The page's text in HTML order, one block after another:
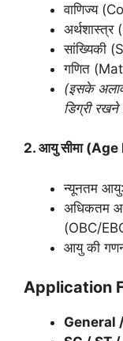
वाणिज्य
सांख्यिकी
गणित
(इसके
डिग्री रखने
2. आयु सीमा
न्यूनतम आयु:
अधिकतम
(OBC/
आयु की
Application
General